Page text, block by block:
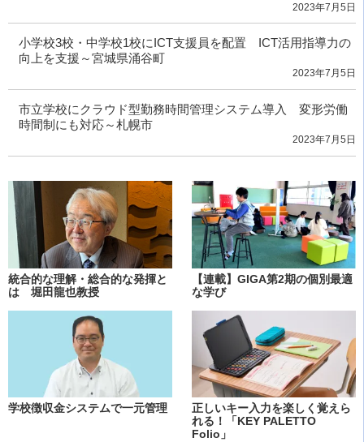
2023年7月5日
小学校3校・中学校1校にICT支援員を配置 ICT活用指導力の
向上を支援～宮城県涌谷町
2023年7月5日
市立学校にクラウド型勤務時間管理システム導入 変形労働
時間制にも対応～札幌市
2023年7月5日
統合的な理解・総合的な発揮と
は 堀田龍也教授
【連載】GIGA第2期の個別最適
な学び
学校徴収金システムで一元管理
正しいキー入力を楽しく覚えら
れる！「KEY PALETTO
Folio」